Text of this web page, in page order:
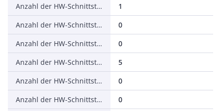
Anzahl der HW-Schnittstellen seriell RS-232
1
Anzahl der HW-Schnittstellen seriell RS-422
0
Anzahl der HW-Schnittstellen seriell RS-485
0
Anzahl der HW-Schnittstellen seriell TTY
5
Anzahl der HW-Schnittstellen USB
0
Anzahl der HW-Schnittstellen parallel
0